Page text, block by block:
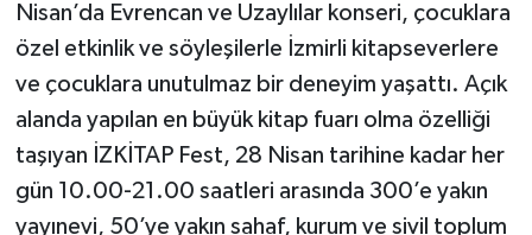
Nisan’da Evrencan ve Uzaylılar konseri, çocuklara
özel etkinlik ve söyleşilerle İzmirli kitapseverlere
ve çocuklara unutulmaz bir deneyim yaşattı. Açık
alanda yapılan en büyük kitap fuarı olma özelliği
taşıyan İZKİTAP Fest, 28 Nisan tarihine kadar her
gün 10.00-21.00 saatleri arasında 300’e yakın
yayınevi, 50’ye yakın sahaf, kurum ve sivil toplum